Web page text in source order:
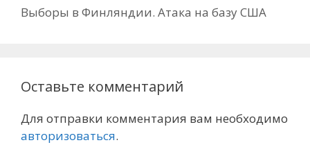
Выборы в Финляндии. Атака на базу США
Оставьте комментарий
Для отправки комментария вам необходимо
авторизоваться.